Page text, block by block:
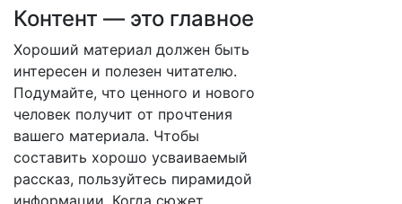
Контент — это главное
Хороший материал должен быть
интересен и полезен читателю.
Подумайте, что ценного и нового
человек получит от прочтения
вашего материала. Чтобы
составить хорошо усваиваемый
рассказ, пользуйтесь пирамидой
информации. Когда сюжет